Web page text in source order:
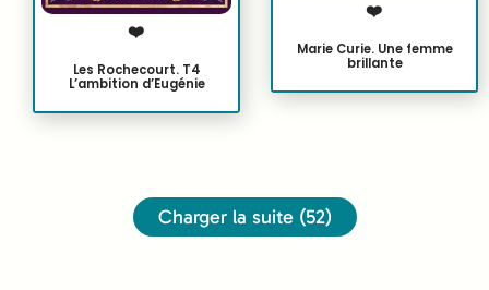
❤️
Les Rochecourt. T4
L’ambition d’Eugénie
❤️
Marie Curie. Une femme
brillante
Charger la suite (52)